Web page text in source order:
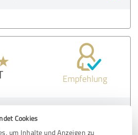
Cookies
um Inhalte und Anzeigen zu
Empfehlung